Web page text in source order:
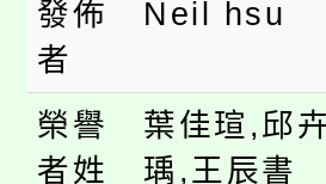
淨零綠生活
會
115年食農
程
發佈
者
Neil hsu
榮譽
者姓
葉佳瑄,邱
瑀,王辰書